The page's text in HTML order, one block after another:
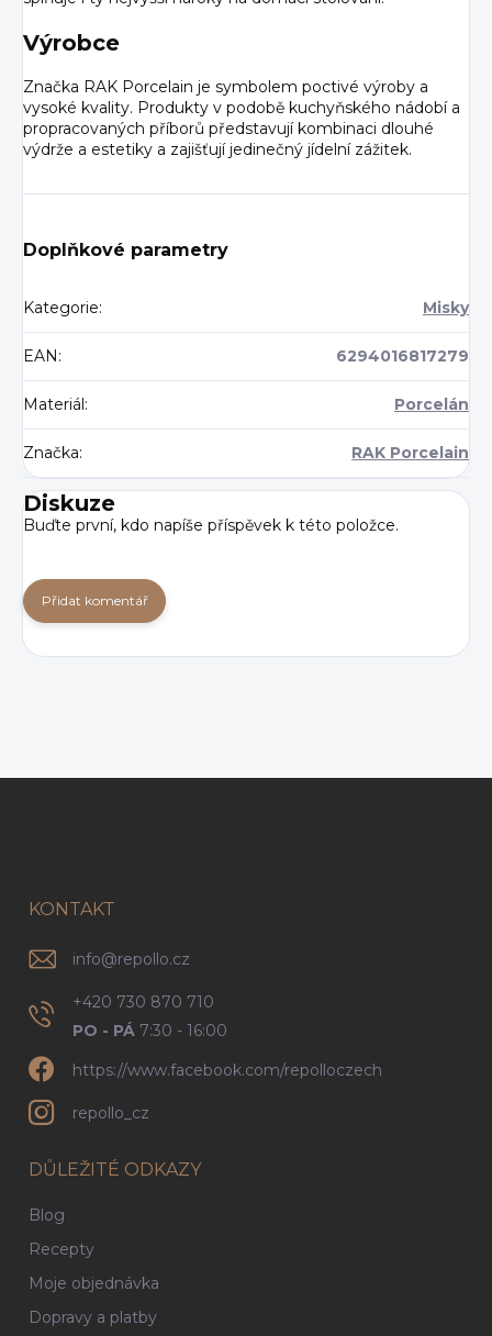
Výrobce
Značka RAK Porcelain je symbolem poctivé výroby a
vysoké kvality. Produkty v podobě kuchyňského nádobí a
propracovaných příborů představují kombinaci dlouhé
výdrže a estetiky a zajišťují jedinečný jídelní zážitek.
Doplňkové parametry
Kategorie: Misky
EAN: 6294016817279
Materiál: Porcelán
Značka: RAK Porcelain
Diskuze
Buďte první, kdo napíše příspěvek k této položce.
Přidat komentář
KONTAKT
info@repollo.cz
+420 730 870 710
PO - PÁ 7:30 - 16:00
https://www.facebook.com/repolloczech
repollo_cz
DŮLEŽITÉ ODKAZY
Blog
Recepty
Moje objednávka
Dopravy a platby